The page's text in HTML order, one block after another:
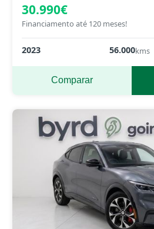
30.990€
Financiamento até 120 meses!
2023 56.000kms
Comparar